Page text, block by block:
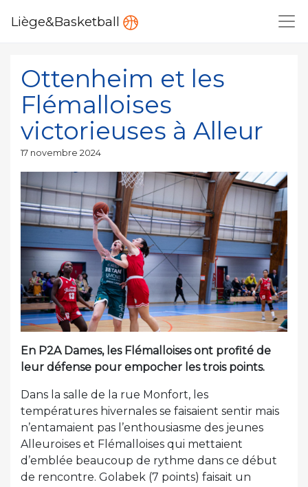
Liège&Basketball
Ottenheim et les
Flémalloises
victorieuses à Alleur
Publié
17 novembre 2024
En P2A Dames, les Flémalloises ont profité de
leur défense pour empocher les trois points.
Dans la salle de la rue Monfort, les
températures hivernales se faisaient sentir mais
n’entamaient pas l’enthousiasme des jeunes
Alleuroises et Flémalloises qui mettaient
d’emblée beaucoup de rythme dans ce début
de rencontre. Golabek (7 points) faisait un